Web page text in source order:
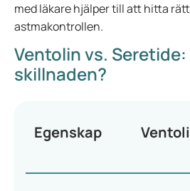
med läkare hjälper till att hitta
astmakontrollen.
Ventolin vs. Seretide:
skillnaden?
Egenskap